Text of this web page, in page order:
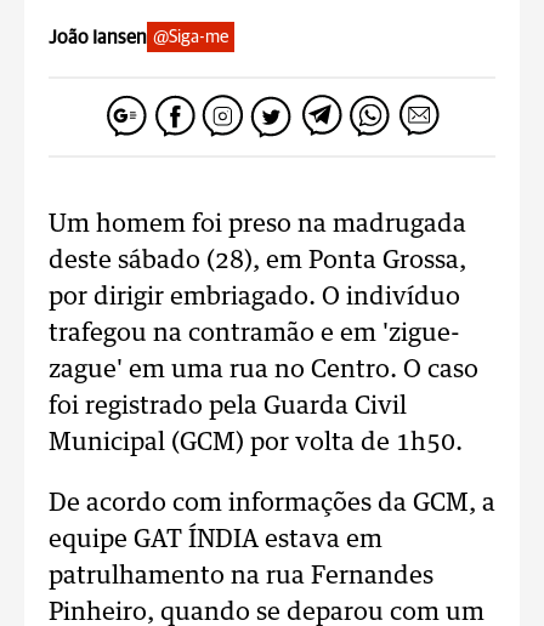
João Iansen @Siga-me
Um homem foi preso na madrugada
deste sábado (28), em Ponta Grossa,
por dirigir embriagado. O indivíduo
trafegou na contramão e em 'zigue-
zague' em uma rua no Centro. O caso
foi registrado pela Guarda Civil
Municipal (GCM) por volta de 1h50.
De acordo com informações da GCM, a
equipe GAT ÍNDIA estava em
patrulhamento na rua Fernandes
Pinheiro, quando se deparou com um